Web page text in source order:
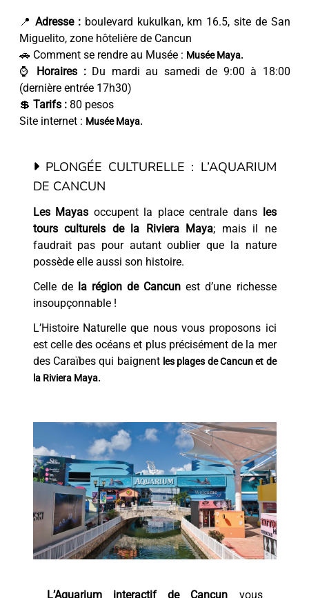
📍Adresse :boulevard kukulkan, km 16.5, site de San
Miguelito, zone hôtelière de Cancun
🚗 Comment se rendre au Musée : Musée Maya.
⌚ Horaires :Du mardi au samedi de 9:00 à 18:00
(dernière entrée 17h30)
💲 Tarifs :80 pesos
Site internet : Musée Maya.
PLONGÉE CULTURELLE : L’AQUARIUM
DE CANCUN
Les Mayas occupent la place centrale dans les
tours culturels de la Riviera Maya; mais il ne
faudrait pas pour autant oublier que la nature
possède elle aussi son histoire.
Celle de la région de Cancun est d’une richesse
insoupçonnable !
L’Histoire Naturelle que nous vous proposons ici
est celle des océans et plus précisément de la mer
des Caraïbes qui baignent les plages de Cancun et de
la Riviera Maya.
L’Aquarium interactif de Cancun vous